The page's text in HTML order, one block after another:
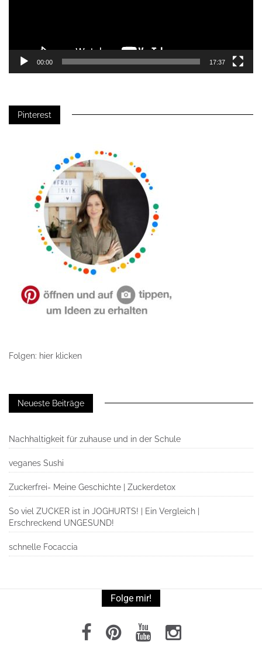
00:00 17:37
Pinterest
Folgen: hier klicken
Neueste Beiträge
Nachhaltigkeit für zuhause und in der Schule
veganes Sushi
Zuckerfrei- Meine Geschichte | Zuckerdetox
So viel ZUCKER ist in JOGHURTS! | Ein Vergleich |
Erschreckend UNGESUND!
schnelle Focaccia
Folge mir!